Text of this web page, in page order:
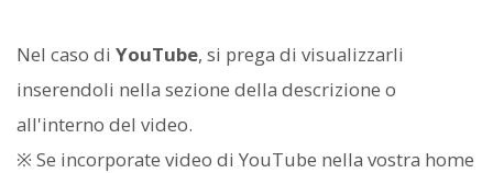
Nel caso di YouTube, si prega di visualizzarli
inserendoli nella sezione della descrizione o
all'interno del video.
※ Se incorporate video di YouTube nella vostra home